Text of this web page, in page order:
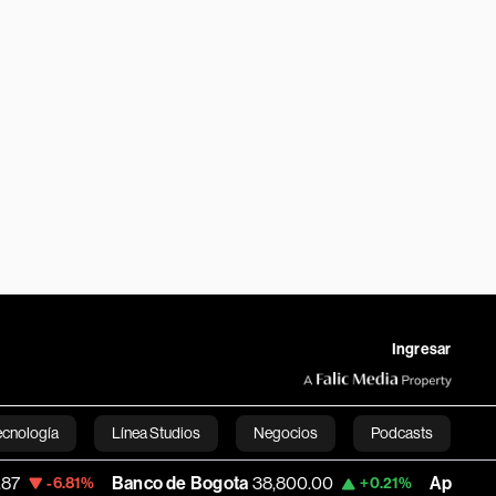
Ingresar
Línea Studios Negocios Podcasts
English
Banco de Bogota 38,800.00 +0.21% Apple 311.15